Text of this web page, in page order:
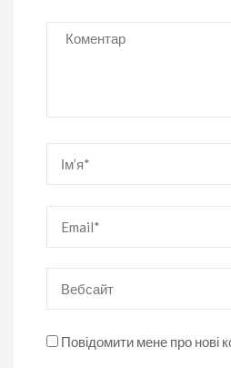
Коментар
Повідомити мене про нові